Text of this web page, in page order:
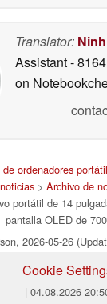
Translator:
Assistant-
on
ordenadores
> Archivo de
portátil de 14
pantalla OLED de
2026-05-26
Cookie
| 04.08.2026